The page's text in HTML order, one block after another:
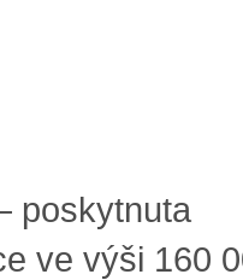
poskytnuta
ve výši 160